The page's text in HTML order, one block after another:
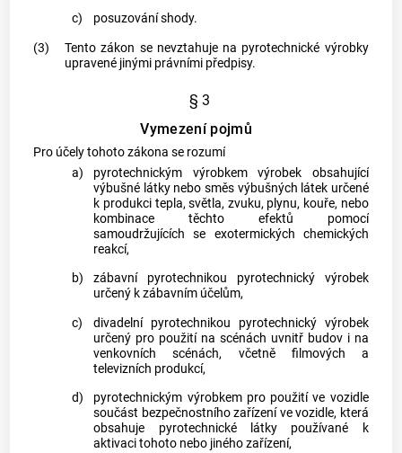
c)
posuzování shody.
(3)
Tento zákon se nevztahuje na pyrotechnické výrobky
upravené jinými právními předpisy.
§ 3
Vymezení pojmů
Pro účely tohoto zákona se rozumí
a)
pyrotechnickým výrobkemvýrobek obsahující
výbušné látky nebo směs výbušných látek určené
k produkci tepla, světla, zvuku, plynu, kouře, nebo
kombinace těchto efektů pomocí
samoudržujících se exotermických chemických
reakcí,
b)
zábavní pyrotechnikou
pyrotechnický výrobek
určený k zábavním účelům,
c)
divadelní pyrotechnikou
pyrotechnický výrobek
určený pro použití na scénách uvnitř budov i na
venkovních scénách, včetně filmových a
televizních produkcí,
d)
pyrotechnickým výrobkempro použití ve vozidle
součást bezpečnostního zařízení ve vozidle, která
obsahuje pyrotechnické látky používané k
aktivaci tohoto nebo jiného zařízení,